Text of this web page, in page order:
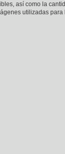
así como la
utilizadas